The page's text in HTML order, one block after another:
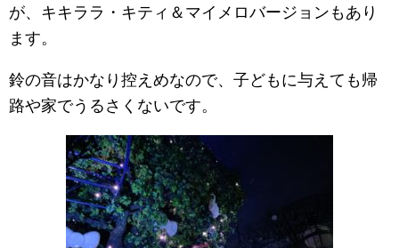
が、キキララ・キティ＆マイメロバージョンもあり
ます。
鈴の音はかなり控えめなので、子どもに与えても帰
路や家でうるさくないです。